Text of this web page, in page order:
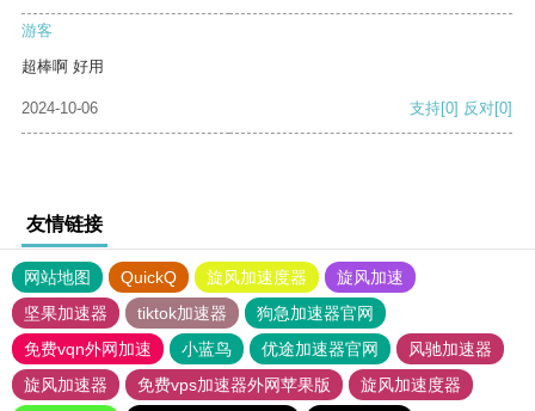
游客
超棒啊 好用
2024-10-06 支持[0] 反对[0]
友情链接
网站地图 QuickQ 旋风加速度器
旋风加速
坚果加速器
tiktok加速器
狗急加速器官网
免费vqn外网加速
小蓝鸟 优途加速器官网
风驰加速器
旋风加速器
免费vps加速器外网苹果版
旋风加速度器